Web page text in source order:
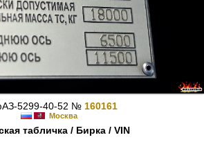
5299-40-52 № 160161
Москва
табличка / Бирка / VIN